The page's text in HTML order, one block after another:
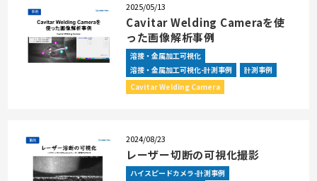
2025/05/13
Cavitar Welding Cameraを使
った画像解析事例
溶接・金属加工可視化
溶接・金属加工可視化-計測事例
計測事例
Cavitar Welding Camera
2024/08/23
レーザー切断の可視化撮影
ハイスピードカメラ-計測事例